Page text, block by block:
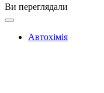
Ви переглядали
Автохімія